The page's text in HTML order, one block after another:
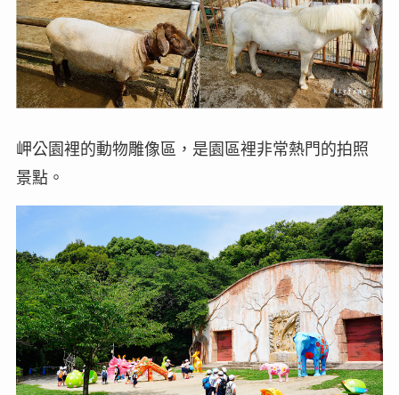
岬公園裡的動物雕像區，是園區裡非常熱門的拍照
景點。